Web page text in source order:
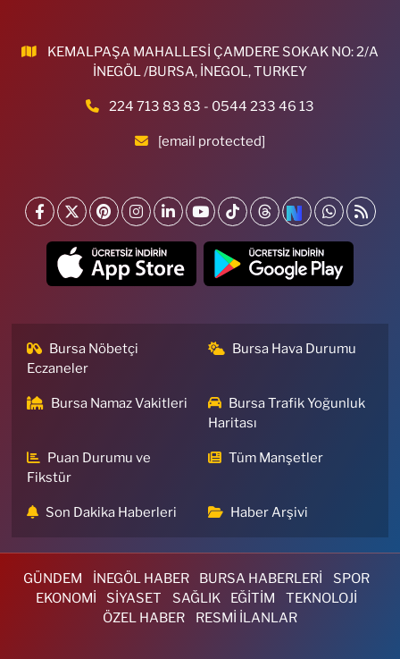
KEMALPAŞA MAHALLESİ ÇAMDERE SOKAK NO: 2/A
İNEGÖL /BURSA, İNEGOL, TURKEY
224 713 83 83 - 0544 233 46 13
[email protected]
Bursa Nöbetçi
Eczaneler
Bursa Hava Durumu
Bursa Namaz Vakitleri
Bursa Trafik Yoğunluk
Haritası
Puan Durumu ve
Fikstür
Tüm Manşetler
Son Dakika Haberleri Haber Arşivi
GÜNDEM İNEGÖL HABER BURSA HABERLERİ
SPOR
EKONOMİ
SİYASET SAĞLIK EĞİTİM
TEKNOLOJİ
ÖZEL HABER
RESMİ İLANLAR